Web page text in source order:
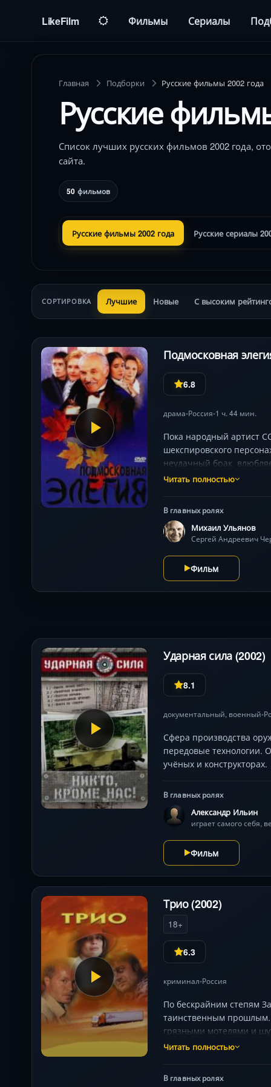
LikeFilm Фильмы Сериалы
Главная Подборки Русские фильмы 2002 года
Русские
Список лучших русских фильмов 2002 года,
сайта.
50 фильмов
Русские фильмы 2002 года Русские сериалы
СОРТИРОВКА Лучшие Новые С высоким
Подмосковная
6.8
драма•Россия•1 ч. 44 мин.
Пока народный артист
шекспировского
неудачный брак,
без памяти влюблён всё
матерью, и поэтому
тётке…
Читать полностью
В главных ролях
Михаил Ульянов
Сергей Андреевич
Фильм
Ударная сила (2002)
8.1
документальный, военный•
Сфера производства
передовые технологии.
учёных и конструкторах.
В главных ролях
Александр Ильин
играет самого себя,
Фильм
Трио (2002)
18+
6.3
криминал•Россия
По бескрайним степям
таинственным прошлым.
грязными мотелями и
Мария Звонарева
Читать полностью
В главных ролях